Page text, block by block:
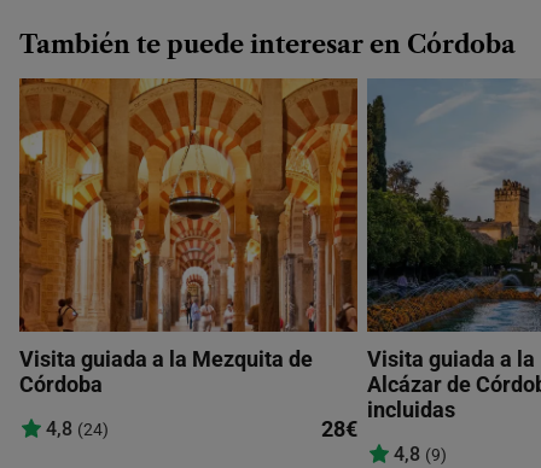
También te puede interesar en Córdoba
Visita guiada a la Mezquita de
Córdoba
4,8 (24) 28€
Visita guiada a
Alcázar de
incluidas
4,8 (9)